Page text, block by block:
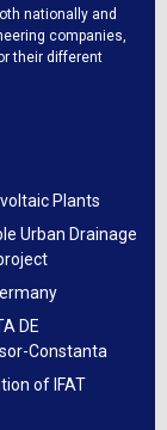
nationally and
companies,
their different
Plants
Urban Drainage
DE
Constanta
of IFAT